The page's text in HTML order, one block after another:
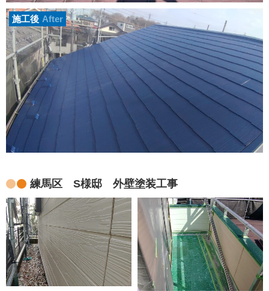
施工後 After
練馬区 S様邸 外壁塗装工事